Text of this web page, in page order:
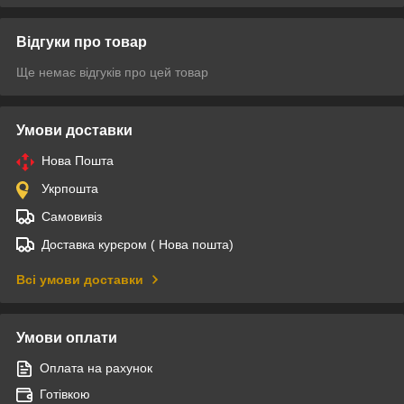
Відгуки про товар
Ще немає відгуків про цей товар
Умови доставки
Нова Пошта
Укрпошта
Самовивіз
Доставка курєром ( Нова пошта)
Всі умови доставки
Умови оплати
Оплата на рахунок
Готівкою